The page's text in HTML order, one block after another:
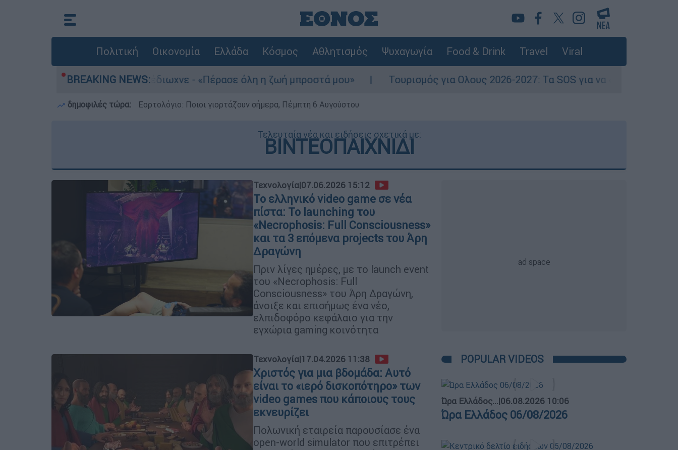
Πολιτική Οικονομία Ελλάδα Κόσμος Αθλητισμός Ψυχαγωγία Food & Drink Travel Viral
BREAKING NEWS:
κάποτε τους έδιωχνε - «Πέρασε όλη η ζωή μπροστά μου» Τουρισμός για Ολους 2026-2027: Τα SOS για να «κλειδώσετε» το voucher
δημοφιλές τώρα: Εορτολόγιο: Ποιοι γιορτάζουν σήμερα, Πέμπτη 6 Αυγούστου
Τελευταία νέα και ειδήσεις σχετικά με:
ΒΙΝΤΕΟΠΑΙΧΝΙΔΙ
Τεχνολογία|07.06.2026 15:12
Το ελληνικό video game σε νέα
πίστα: Το launching του
«Necrophosis: Full Consciousness»
και τα 3 επόμενα projects του Άρη
Δραγώνη
Πριν λίγες ημέρες, με το launch event
του «Necrophosis: Full
Consciousness» του Άρη Δραγώνη,
άνοιξε και επισήμως ένα νέο,
ελπιδοφόρο κεφάλαιο για την
εγχώρια gaming κοινότητα
Τεχνολογία|17.04.2026 11:38
Χριστός για μια βδομάδα: Αυτό
είναι το «ιερό δισκοπότηρο» των
video games που κάποιους τους
εκνευρίζει
Πολωνική εταιρεία παρουσίασε ένα
open-world simulator που επιτρέπει
POPULAR VIDEOS
Ώρα Ελλάδος...|06.08.2026 10:06
Ώρα Ελλάδος 06/08/2026